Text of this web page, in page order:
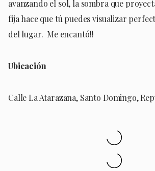
avanzando el sol, la sombra que
fija hace que tú puedes visualizar
del lugar. Me encantó!!
Ubicación
Calle La Atarazana, Santo Domingo,